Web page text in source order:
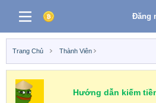
Đăng
Trang Chủ Thành Viên
Hướng dẫn kiếm